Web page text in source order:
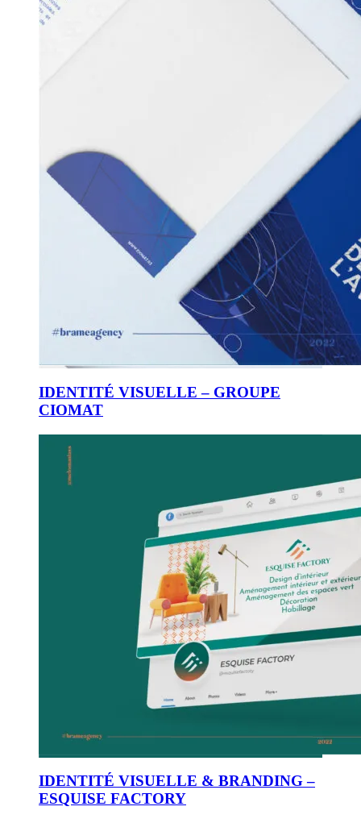
IDENTITÉ VISUELLE – GROUPE
CIOMAT
IDENTITÉ VISUELLE & BRANDING –
ESQUISE FACTORY